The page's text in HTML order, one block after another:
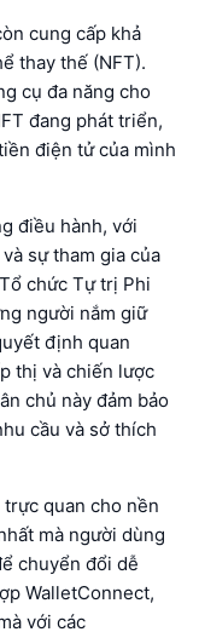
cung cấp khả
thay thế (NFT).
cụ đa năng cho
đang phát triển,
điện tử của mình
điều hành, với
sự tham gia của
chức Tự trị Phi
người nắm giữ
định quan
thị và chiến lược
chủ này đảm bảo
cầu và sở thích
quan cho nền
mà người dùng
chuyển đổi dễ
WalletConnect,
với các